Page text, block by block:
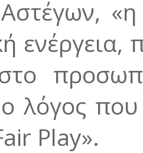
«η
ενέργεια,
ο λόγος
Play».